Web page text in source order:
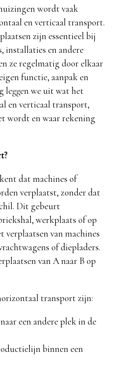
wordt vaak
en verticaal transport.
zijn essentieel bij
installaties en andere
ze regelmatig door elkaar
functie, aanpak en
leggen we uit wat het
en verticaal transport,
wordt en waar rekening
dat machines of
verplaatst, zonder dat
Dit gebeurt
werkplaats of op
verplaatsen van machines
of diepladers.
van A naar B op
transport zijn:
een andere plek in de
binnen een